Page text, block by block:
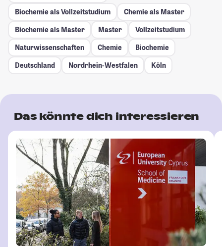
Biochemie als Vollzeitstudium
Chemie als Master
Biochemie als Master
Master
Vollzeitstudium
Naturwissenschaften
Chemie
Biochemie
Deutschland
Nordrhein-Westfalen Köln
Das könnte dich interessieren